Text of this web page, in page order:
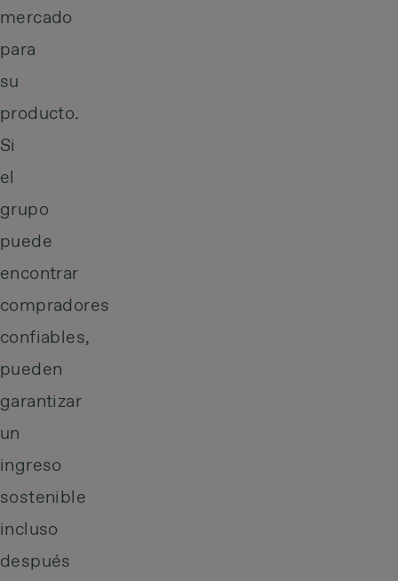
mercado
para
su
producto.
Si
el
grupo
puede
encontrar
compradores
confiables,
pueden
garantizar
un
ingreso
sostenible
incluso
después